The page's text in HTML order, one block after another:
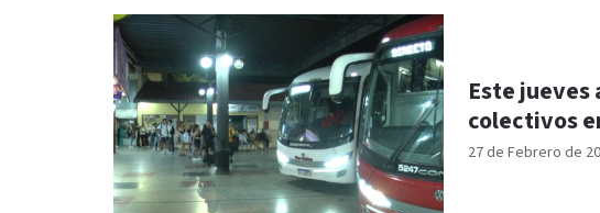
27 de Febrero de
Este jueves
colectivos